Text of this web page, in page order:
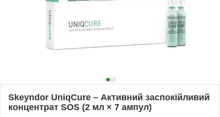
Skeyndor UniqCure – Активний заспокійливий
концентрат SOS (2 мл × 7 ампул)